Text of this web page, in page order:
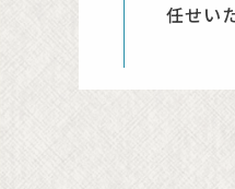
任せい